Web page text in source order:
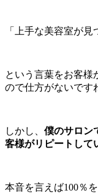
「上手な美容室が見
という言葉をお客様
ので仕方がないです
しかし、 僕のサロン
客様がリピートして
本音を言えば100％